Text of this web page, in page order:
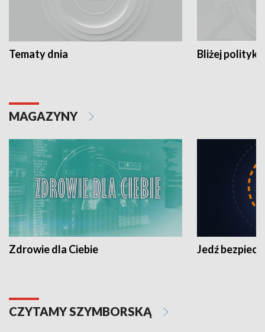
Tematy dnia Bliżej polityki
MAGAZYNY
Zdrowie dla Ciebie Jedź
CZYTAMY SZYMBORSKĄ